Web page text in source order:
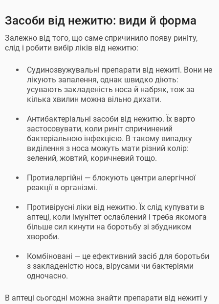
Засоби від нежитю: види й форма
Залежно від того, що саме спричинило появу риніту,
слід і робити вибір ліків від нежитю:
Судинозвужувальні препарати від нежиті. Вони не
лікують запалення, однак швидко діють:
усувають закладеність носа й набряк, тож за
кілька хвилин можна вільно дихати.
Антибактеріальні засоби від нежитю. Їх варто
застосовувати, коли риніт спричинений
бактеріальною інфекцією. В такому випадку
виділення з носа можуть мати різний колір:
зелений, жовтий, коричневий тощо.
Протиалергійні — блокують центри алергічної
реакції в організмі.
Противірусні ліки від нежитю. Їх слід купувати в
аптеці, коли імунітет ослаблений і треба якомога
більше сил кинути на боротьбу зі збудником
хвороби.
Комбіновані — це ефективний засіб для боротьби
з закладеністю носа, вірусами чи бактеріями
одночасно.
В аптеці сьогодні можна знайти препарати від нежиті у